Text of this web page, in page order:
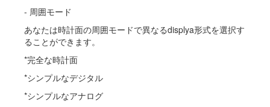
- 周囲モード
あなたは時計面の周囲モードで異なるdisplya形式を選択す
ることができます。
*完全な時計面
*シンプルなデジタル
*シンプルなアナログ